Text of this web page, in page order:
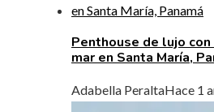
Penthouse de lujo
mar en Santa María,
Adabella PeraltaHace 1